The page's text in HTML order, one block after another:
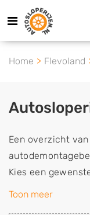
Home Flevoland
Een overzicht
Kies een
lijst die
Toon meer